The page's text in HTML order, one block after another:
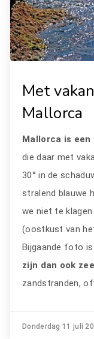
Met
Mallorca
Mallorca is een
die daar met
30° in de
stralend blauwe
we niet te
(oostkust van
Bijgaande foto
zijn dan ook
zandstranden,
Donderdag 11 juli